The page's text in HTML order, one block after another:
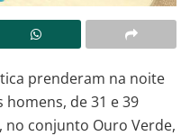
prenderam na noite
de 31 e 39
no conjunto Ouro Verde,